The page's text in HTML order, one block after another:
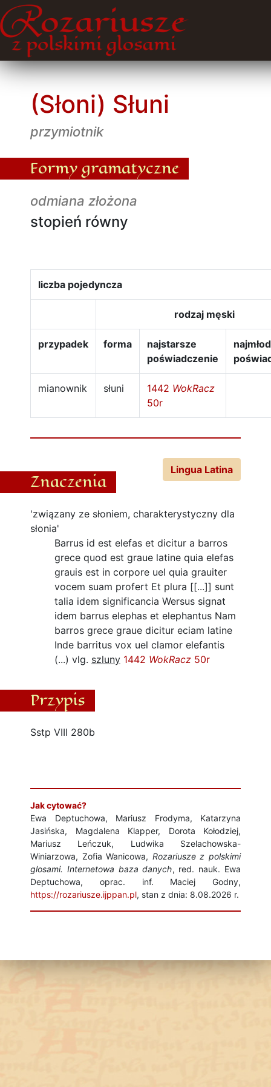
(Słoni) Słuni
przymiotnik
Formy gramatyczne
odmiana złożona
stopień równy
liczba pojedyncza
rodzaj męski
przypadek forma
najstarsze
poświadczenie
mianownik słuni 1442 WokRacz
50r
Znaczenia
Lingua Latina
'związany ze słoniem, charakterystyczny dla
słonia'
Barrus id est elefas et dicitur a barros
grece quod est graue latine quia elefas
grauis est in corpore uel quia grauiter
vocem suam profert Et plura [[...]] sunt
talia idem significancia Wersus signat
idem barrus elephas et elephantus Nam
barros grece graue dicitur eciam latine
Inde barritus vox uel clamor elefantis
(...) vlg. szluny 1442 WokRacz 50r
Przypis
Sstp VIII 280b
Jak cytować?
Ewa Deptuchowa, Mariusz Frodyma, Katarzyna
Jasińska, Magdalena Klapper, Dorota Kołodziej,
Mariusz Leńczuk, Ludwika Szelachowska-
Winiarzowa, Zofia Wanicowa, Rozariusze z polskimi
glosami. Internetowa baza danych, red. nauk. Ewa
Deptuchowa, oprac. inf. Maciej Godny,
https://rozariusze.ijppan.pl, stan z dnia: 8.08.2026 r.